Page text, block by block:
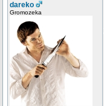
dareko
Gromozeka